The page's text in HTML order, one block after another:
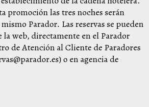
promoción las tres noches serán
Parador. Las reservas se pueden
la web, directamente en el Parador
de Atención al Cliente de Paradores
) o en agencia de